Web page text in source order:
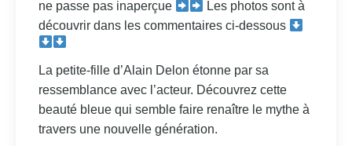
ne passe pas inaperçue
Les photos sont à
découvrir dans les commentaires ci-dessous
La petite-fille d’Alain Delon étonne par sa
ressemblance avec l’acteur. Découvrez cette
beauté bleue qui semble faire renaître le mythe à
travers une nouvelle génération.